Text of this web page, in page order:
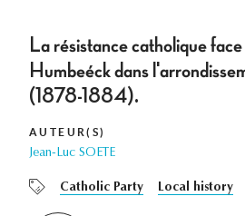
La résistance catholique
Humbeéck dans
(1878-1884).
AUTEUR(S)
Jean-Luc SOETE
Catholic Party Local history